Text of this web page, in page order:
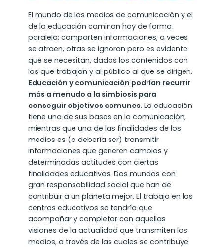
El mundo de los medios de comunicación y el
de la educación caminan hoy de forma
paralela: comparten informaciones, a veces
se atraen, otras se ignoran pero es evidente
que se necesitan, dados los contenidos con
los que trabajan y al público al que se dirigen.
Educación y comunicación podrían recurrir
más a menudo a la simbiosis para
conseguir objetivos comunes. La educación
tiene una de sus bases en la comunicación,
mientras que una de las finalidades de los
medios es (o debería ser) transmitir
informaciones que generen cambios y
determinadas actitudes con ciertas
finalidades educativas. Dos mundos con
gran responsabilidad social que han de
contribuir a un planeta mejor. El trabajo en los
centros educativos se tendría que
acompañar y completar con aquellas
visiones de la actualidad que transmiten los
medios, a través de las cuales se contribuye